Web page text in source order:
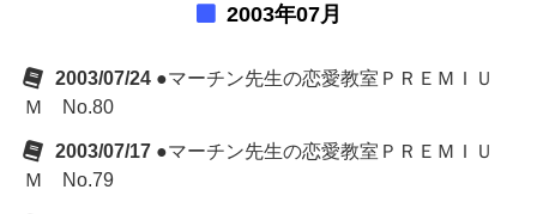
2003年07月
2003/07/24 ●マーチン先生の恋愛教室ＰＲＥＭＩＵ
Ｍ No.80
2003/07/17 ●マーチン先生の恋愛教室ＰＲＥＭＩＵ
Ｍ No.79